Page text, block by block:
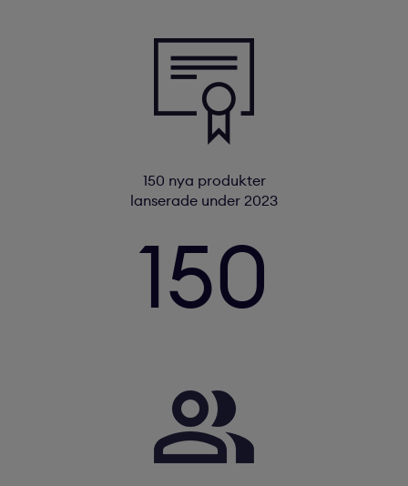
150 nya produkter
lanserade under 2023
150